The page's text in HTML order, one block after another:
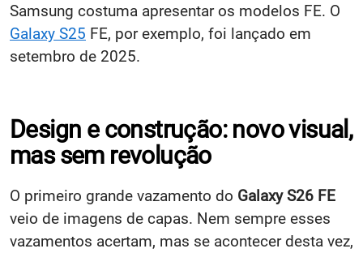
Samsung costuma apresentar os modelos FE. O
Galaxy S25 FE, por exemplo, foi lançado em
setembro de 2025.
Design e construção: novo visual,
mas sem revolução
O primeiro grande vazamento do Galaxy S26 FE
veio de imagens de capas. Nem sempre esses
vazamentos acertam, mas se acontecer desta vez,